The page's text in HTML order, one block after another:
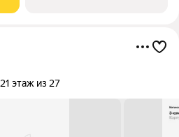
21 этаж из 27